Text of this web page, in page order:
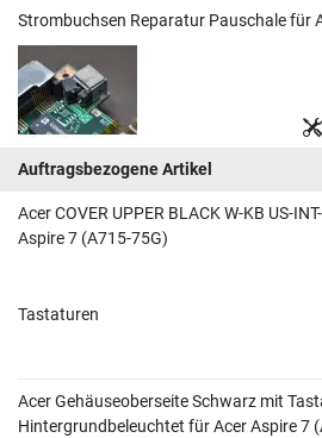
Strombuchsen Reparatur Pauschale für
Auftragsbezogene Artikel
Acer COVER UPPER BLACK W-KB US-
Aspire 7 (A715-75G)
Tastaturen
Acer Gehäuseoberseite Schwarz mit
Hintergrundbeleuchtet für Acer Aspire 7